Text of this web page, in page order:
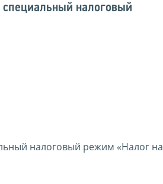
налоговый
налоговый режим «Налог на